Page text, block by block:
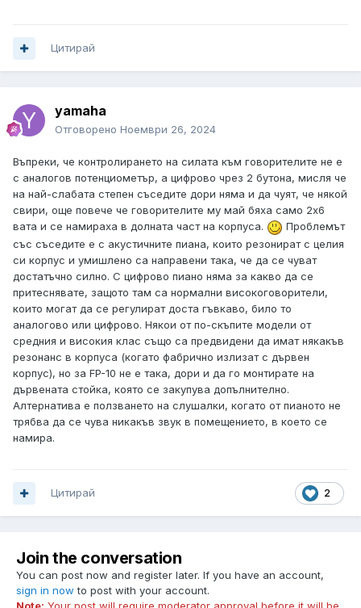
Цитирай
yamaha
Отговорено Ноември 26, 2024
Въпреки, че контролирането на силата към говорителите не е
с аналогов потенциометър, а цифрово чрез 2 бутона, мисля че
на най-слабата степен съседите дори няма и да чуят, че някой
свири, още повече че говорителите му май бяха само 2х6
вата и се намираха в долната част на корпуса.
Проблемът
със съседите е с акустичните пиана, които резонират с целия
си корпус и умишлено са направени така, че да се чуват
достатъчно силно. С цифрово пиано няма за какво да се
притеснявате, защото там са нормални високоговорители,
които могат да се регулират доста гъвкаво, било то
аналогово или цифрово. Някои от по-скъпите модели от
средния и високия клас също са предвидени да имат някакъв
резонанс в корпуса (когато фабрично излизат с дървен
корпус), но за FP-10 не е така, дори и да го монтирате на
дървената стойка, която се закупува допълнително.
Алтернатива е ползването на слушалки, когато от пианото не
трябва да се чува никакъв звук в помещението, в което се
намира.
2
Цитирай
Join the conversation
You can post now and register later. If you have an account,
sign in now to post with your account.